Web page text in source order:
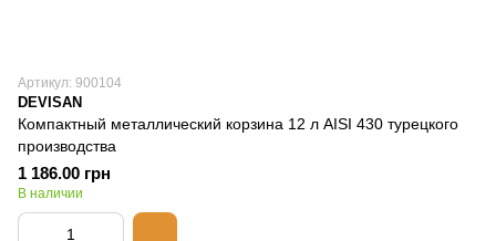
Артикул: 900104
DEVISAN
Компактный металлический корзина 12 л AISI 430 турецкого
производства
1 186.00 грн
В наличии